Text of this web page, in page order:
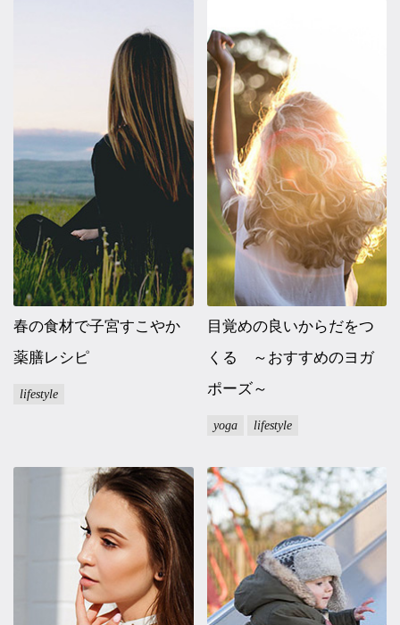
春の食材で子宮すこやか
薬膳レシピ
lifestyle
目覚めの良いからだをつ
くる ～おすすめのヨガ
ポーズ～
yoga lifestyle